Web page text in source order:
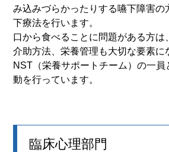
み込みづらかったりする嚥下障害の
下療法を行います。
口から食べることに問題がある方は
介助方法、栄養管理も大切な要素に
NST（栄養サポートチーム）の一
動を行っています。
臨床心理部門